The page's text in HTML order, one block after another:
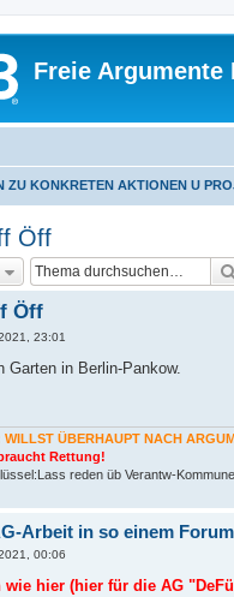
Freie Argumente
ZU KONKRETEN AKTIONEN U
Öff
Öff
23:01
Garten in Berlin-Pankow.
ÜBERHAUPT NACH
Rettung!
reden üb Verantw-
Arbeit in so einem
00:06
wie hier (hier für die AG